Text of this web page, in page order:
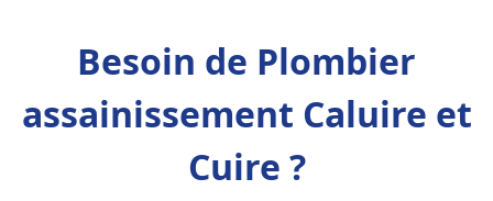
Besoin de Plombier
assainissement Caluire et
Cuire ?